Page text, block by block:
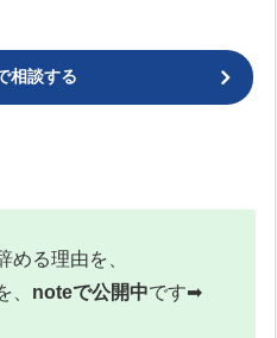
相談する
る理由を、
、 noteで公開中です➡